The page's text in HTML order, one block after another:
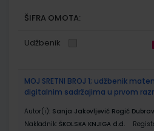
ŠIFRA OMOTA:
Udžbenik
MOJ SRETNI BROJ 1; udžbenik
digitalnim sadržajima u prvom
Autor(i): Sanja Jakovljević Rogić
Nakladnik: ŠKOLSKA KNJIGA d.d.